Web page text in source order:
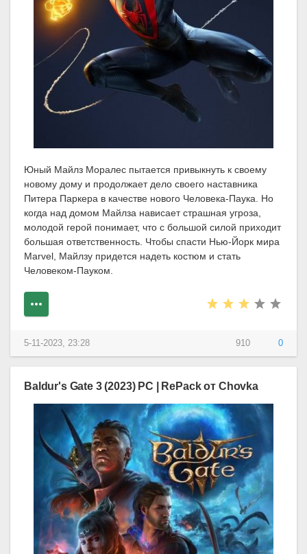
Юный Майлз Моралес пытается привыкнуть к своему
новому дому и продолжает дело своего наставника
Питера Паркера в качестве нового Человека-Паука. Но
когда над домом Майлза нависает страшная угроза,
молодой герой понимает, что с большой силой приходит
большая ответственность. Чтобы спасти Нью-Йорк мира
Marvel, Майлзу придется надеть костюм и стать
Человеком-Пауком.
910 0
5-11-2023, 23:28
Baldur's Gate 3 (2023) PC | RePack от Chovka